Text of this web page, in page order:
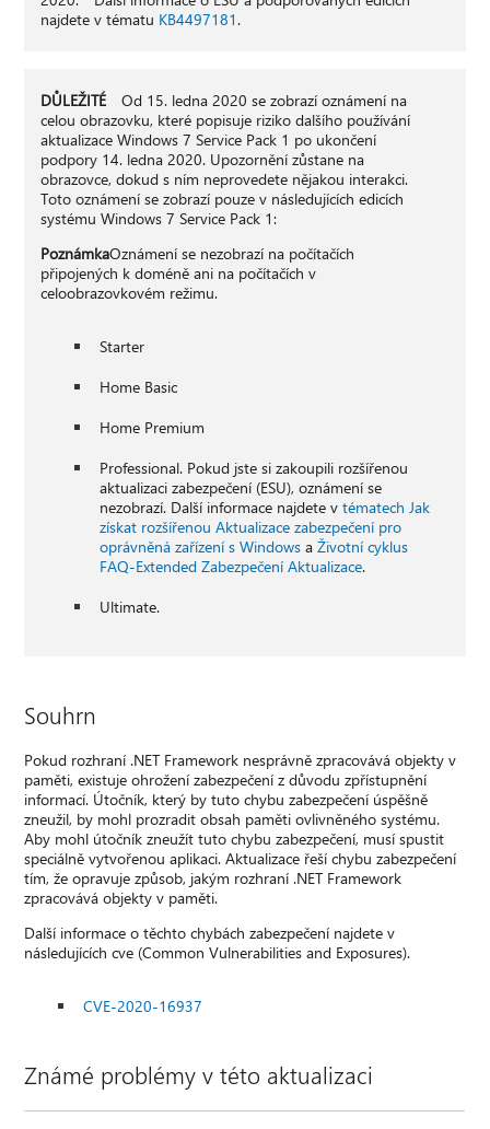
najdete v tématu KB4497181 .
DŮLEŽITÉOd 15. ledna 2020 se zobrazí oznámení na
celou obrazovku, které popisuje riziko dalšího používání
aktualizace Windows 7 Service Pack 1 po ukončení
podpory 14. ledna 2020. Upozornění zůstane na
obrazovce, dokud s ním neprovedete nějakou interakci.
Toto oznámení se zobrazí pouze v následujících edicích
systému Windows 7 Service Pack 1:
PoznámkaOznámení se nezobrazí na počítačích
připojených k doméně ani na počítačích v
celoobrazovkovém režimu.
Starter
Home Basic
Home Premium
Professional. Pokud jste si zakoupili rozšířenou
aktualizaci zabezpečení (ESU), oznámení se
nezobrazí. Další informace najdete v tématech Jak
získat rozšířenou Aktualizace zabezpečení pro
oprávněná zařízení s Windowsa Životní cyklus
FAQ-Extended Zabezpečení Aktualizace.
Ultimate.
Souhrn
Pokud rozhraní .NET Framework nesprávně zpracovává objekty v
paměti, existuje ohrožení zabezpečení z důvodu zpřístupnění
informací. Útočník, který by tuto chybu zabezpečení úspěšně
zneužil, by mohl prozradit obsah paměti ovlivněného systému.
Aby mohl útočník zneužít tuto chybu zabezpečení, musí spustit
speciálně vytvořenou aplikaci. Aktualizace řeší chybu zabezpečení
tím, že opravuje způsob, jakým rozhraní .NET Framework
zpracovává objekty v paměti.
Další informace o těchto chybách zabezpečení najdete v
následujících cve (Common Vulnerabilities and Exposures).
CVE-2020-16937
Známé problémy v této aktualizaci